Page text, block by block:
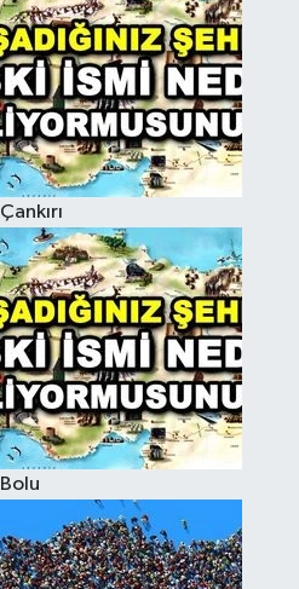
Çankırı
Bolu